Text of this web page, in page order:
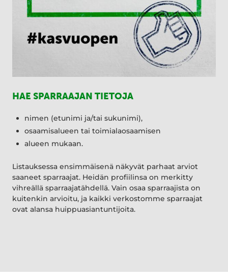
HAE SPARRAAJAN TIETOJA
nimen (etunimi ja/tai sukunimi),
osaamisalueen tai toimialaosaamisen
alueen mukaan.
Listauksessa ensimmäisenä näkyvät parhaat arviot
saaneet sparraajat. Heidän profiilinsa on merkitty
vihreällä sparraajatähdellä. Vain osaa sparraajista on
kuitenkin arvioitu, ja kaikki verkostomme sparraajat
ovat alansa huippuasiantuntijoita.